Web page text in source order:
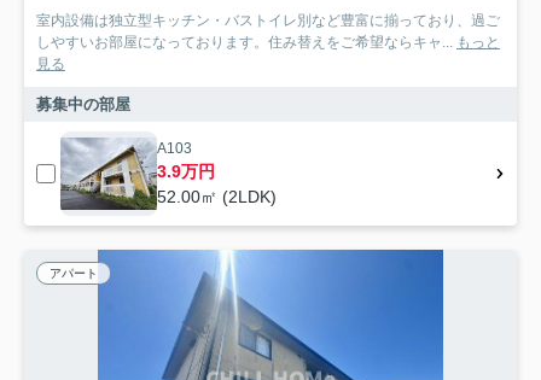
室内設備は独立型キッチン・バストイレ別など豊富に揃っており、過ご
しやすいお部屋になっております。住み替えをご希望ならキャ... もっと
見る
募集中の部屋
A103
3.9万円
52.00㎡ (2LDK)
アパート